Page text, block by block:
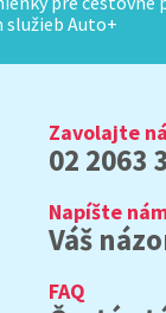
služieb Auto+
Zavolajte
02 2063
Napíšte
Váš
FAQ